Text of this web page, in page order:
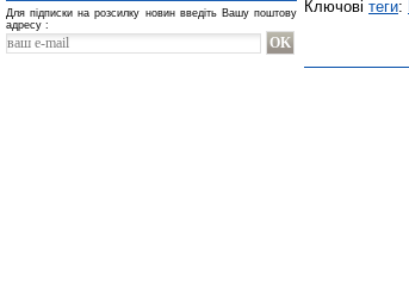
Ключові теги:
Для підписки на розсилку новин введіть Вашу поштову
адресу :